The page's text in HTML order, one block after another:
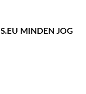
MINDEN JOG